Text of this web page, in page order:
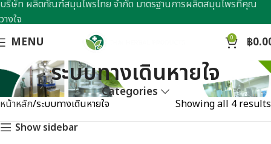
MENU 0 ฿
ระบบทางเดินหายใจ
Categories
หน้าหลัก ระบบทางเดินหายใจ
Showing all 4 results
Show sidebar
บริษัท ผลิตภัณฑ์สมุนไพรไทย จำกัด มาตรฐานการผลิตสมุนไพรที่คุณ
วางใจ